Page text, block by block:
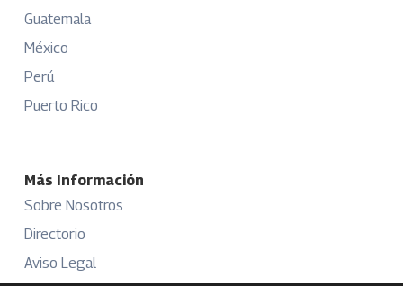
Guatemala
México
Perú
Puerto Rico
Más Información
Sobre Nosotros
Directorio
Aviso Legal